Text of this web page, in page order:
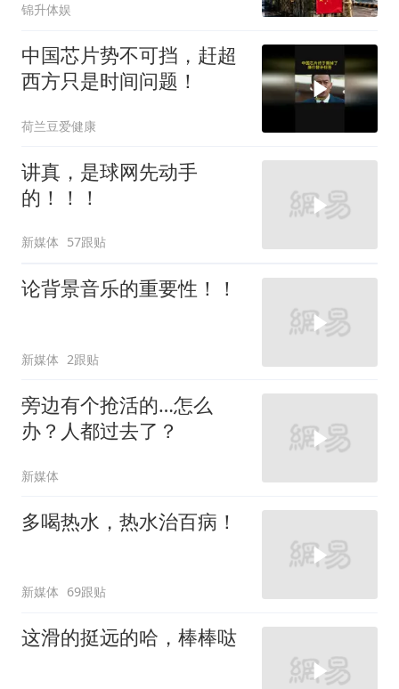
锦升体娱
中国芯片势不可挡，赶超
西方只是时间问题！
荷兰豆爱健康
讲真，是球网先动手
的！！！
新媒体 57跟贴
论背景音乐的重要性！！
新媒体 2跟贴
旁边有个抢活的…怎么
办？人都过去了？
新媒体
多喝热水，热水治百病！
新媒体 69跟贴
这滑的挺远的哈，棒棒哒